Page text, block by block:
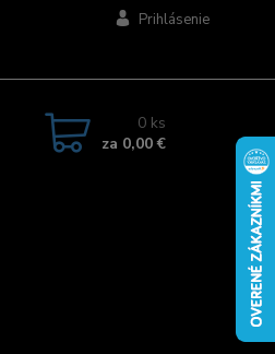
Prihlásenie
0 ks
za 0,00 €